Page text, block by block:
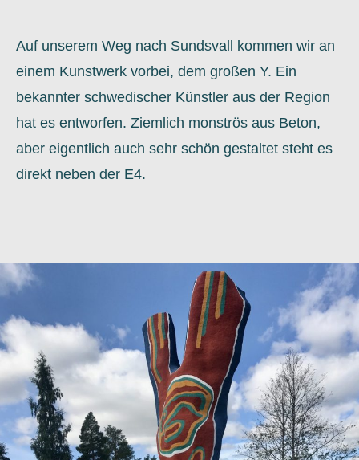
Auf unserem Weg nach Sundsvall kommen wir an
einem Kunstwerk vorbei, dem großen Y. Ein
bekannter schwedischer Künstler aus der Region
hat es entworfen. Ziemlich monströs aus Beton,
aber eigentlich auch sehr schön gestaltet steht es
direkt neben der E4.